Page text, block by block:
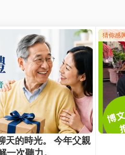
解力
人同時使用
教育單位提供借用，整組設備價
遺失，家長需負責賠償。
？